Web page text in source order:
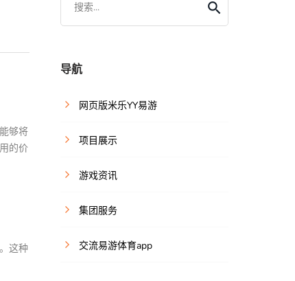
够将
的价
这种
搜索...
导航
网页版米乐YY易游
项目展示
游戏资讯
集团服务
交流易游体育app